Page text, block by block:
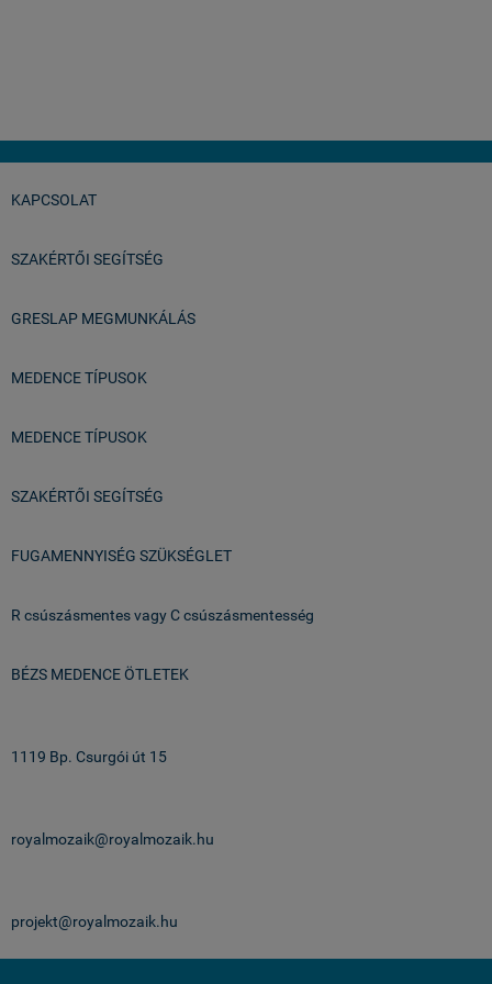
KAPCSOLAT
SZAKÉRTŐI SEGÍTSÉG
GRESLAP MEGMUNKÁLÁS
MEDENCE TÍPUSOK
MEDENCE TÍPUSOK
SZAKÉRTŐI SEGÍTSÉG
FUGAMENNYISÉG SZÜKSÉGLET
R csúszásmentes vagy C csúszásmentesség
BÉZS MEDENCE ÖTLETEK
1119 Bp. Csurgói út 15
royalmozaik@royalmozaik.hu
projekt@royalmozaik.hu